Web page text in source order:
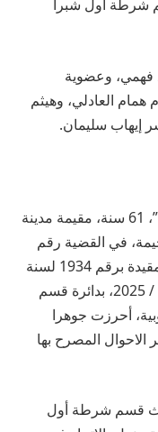
شرطة أول شبرا
فهمي، وعضوية
العادلي، وهيثم
إيهاب سليمان.
أحالت النيابة العامة المتهمة “سيدة ع ي”، 61 سنة، مقيمة مدينة
في القضية رقم
8584 لسنة 2025 أول شبرا الخيمة، والمقيدة برقم 1934 لسنة
2025 كلي جنوب بنها، لأنها بتاريخ 10 / 5 / 2025، بدائرة قسم
أحرزت جوهرا
الاحوال المصرح بها
قسم شرطة أول